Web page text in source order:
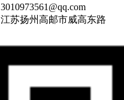
3010973561@qq.com
江苏扬州高邮市威高东路